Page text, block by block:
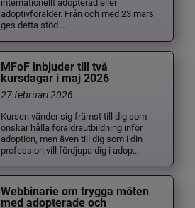
adoptivförälder. Från och med 23 mars
ges detta stöd ...
MFoF inbjuder till två
kursdagar i maj 2026
27 februari 2026
Kursen vänder sig främst till dig som
önskar hålla föräldrautbildning inför
adoption, men även till dig som i din
profession vill fördjupa dig i adop...
Webbinarie om trygga möten
med adopterade och